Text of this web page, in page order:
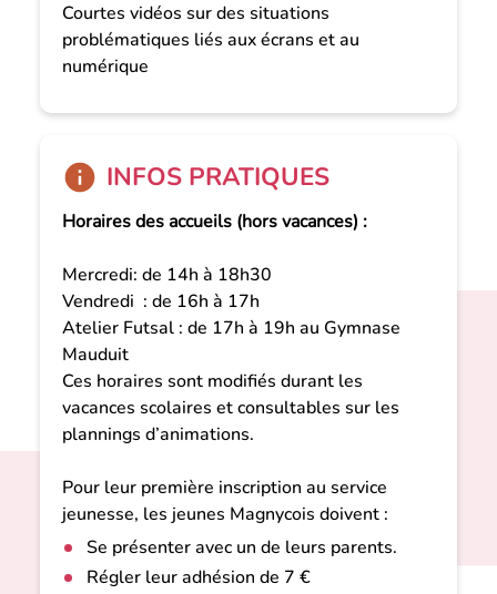
Courtes vidéos sur des situations
problématiques liés aux écrans et au
numérique
INFOS PRATIQUES
Horaires des accueils (hors vacances) :
Mercredi: de 14h à 18h30
Vendredi : de 16h à 17h
Atelier Futsal : de 17h à 19h au Gymnase
Mauduit
Ces horaires sont modifiés durant les
vacances scolaires et consultables sur les
plannings d’animations.
Pour leur première inscription au service
jeunesse, les jeunes Magnycois doivent :
Se présenter avec un de leurs parents.
Régler leur adhésion de 7 €